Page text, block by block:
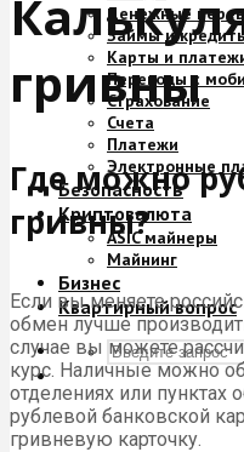
Денежные
Займы и
Карты и
Переводы с
Страхование
Счета
Платежи
Электронные
Безопасность
Криптовалюта
ASIC майнеры
Майнинг
Бизнес
Квартирный вопрос
гривны
Где можно
гривны?
Если вы меняете
обмен лучше
случае вы можете
курс. Наличные можно
отделениях или пунктах
рублевой банковской
гривневую карточку.